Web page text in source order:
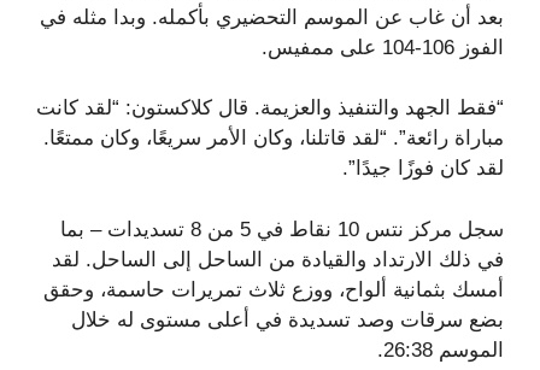
بعد أن غاب عن الموسم التحضيري بأكمله. وبدا مثله في
الفوز 106-104 على ممفيس.
“فقط الجهد والتنفيذ والعزيمة. قال كلاكستون: “لقد كانت
مباراة رائعة”. “لقد قاتلنا، وكان الأمر سريعًا، وكان ممتعًا.
لقد كان فوزًا جيدًا”.
سجل مركز نتس 10 نقاط في 5 من 8 تسديدات – بما
في ذلك الارتداد والقيادة من الساحل إلى الساحل. لقد
أمسك بثمانية ألواح، ووزع ثلاث تمريرات حاسمة، وحقق
بضع سرقات وصد تسديدة في أعلى مستوى له خلال
الموسم 26:38.